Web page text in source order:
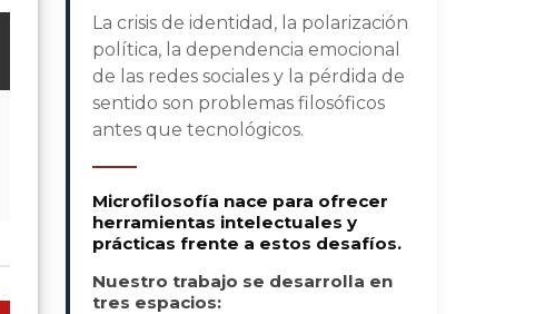
La crisis de identidad, la polarización
política, la dependencia emocional
de las redes sociales y la pérdida de
sentido son problemas filosóficos
antes que tecnológicos.
Microfilosofía nace para ofrecer
herramientas intelectuales y
prácticas frente a estos desafíos.
Nuestro trabajo se desarrolla en
tres espacios: